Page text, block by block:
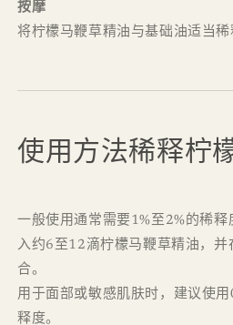
按摩
将柠檬马鞭草精油与基础油适当稀
使用方法稀释柠
一般使用通常需要1%至2%的稀
入约6至12滴柠檬马鞭草精油，
合。
用于面部或敏感肌肤时，建议使
释度。